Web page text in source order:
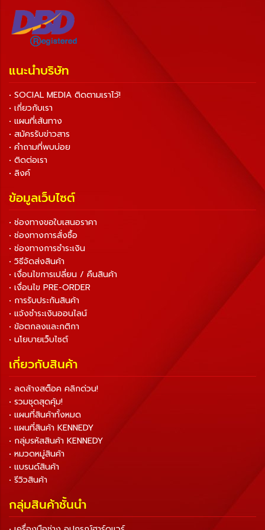
แนะนำบริษัท
• SOCIAL MEDIA ติดตามเราไว้!
• เกี่ยวกับเรา
• แผนที่เส้นทาง
• สมัครรับข่าวสาร
• คำถามที่พบบ่อย
• ติดต่อเรา
• ลิงค์
ข้อมูลเว็บไซต์
• ช่องทางขอใบเสนอราคา
• ช่องทางการสั่งซื้อ
• ช่องทางการชำระเงิน
• วิธีจัดส่งสินค้า
• เงื่อนไขการเปลี่ยน / คืนสินค้า
• เงื่อนไข PRE-ORDER
• การรับประกันสินค้า
• แจ้งชำระเงินออนไลน์
• ข้อตกลงและกติกา
• นโยบายเว็บไซต์
เกี่ยวกับสินค้า
• ลดล้างสต็อค คลิกด่วน!
• รวมชุดสุดคุ้ม!
• แผนที่สินค้าทั้งหมด
• แผนที่สินค้า KENNEDY
• กลุ่มรหัสสินค้า KENNEDY
• หมวดหมู่สินค้า
• แบรนด์สินค้า
• รีวิวสินค้า
กลุ่มสินค้าชั้นนำ